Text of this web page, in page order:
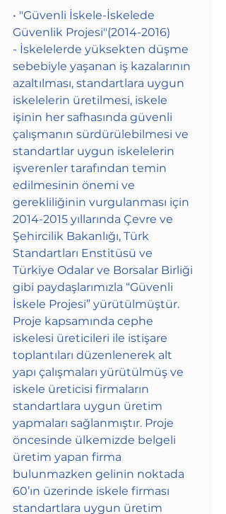
• "Güvenli İskele-İskelede
Güvenlik Projesi"(2014-2016)
- İskelelerde yüksekten düşme
sebebiyle yaşanan iş kazalarının
azaltılması, standartlara uygun
iskelelerin üretilmesi, iskele
işinin her safhasında güvenli
çalışmanın sürdürülebilmesi ve
standartlar uygun iskelelerin
işverenler tarafından temin
edilmesinin önemi ve
gerekliliğinin vurgulanması için
2014-2015 yıllarında Çevre ve
Şehircilik Bakanlığı, Türk
Standartları Enstitüsü ve
Türkiye Odalar ve Borsalar Birliği
gibi paydaşlarımızla “Güvenli
İskele Projesi” yürütülmüştür.
Proje kapsamında cephe
iskelesi üreticileri ile istişare
toplantıları düzenlenerek alt
yapı çalışmaları yürütülmüş ve
iskele üreticisi firmaların
standartlara uygun üretim
yapmaları sağlanmıştır. Proje
öncesinde ülkemizde belgeli
üretim yapan firma
bulunmazken gelinin noktada
60’ın üzerinde iskele firması
standartlara uygun üretim